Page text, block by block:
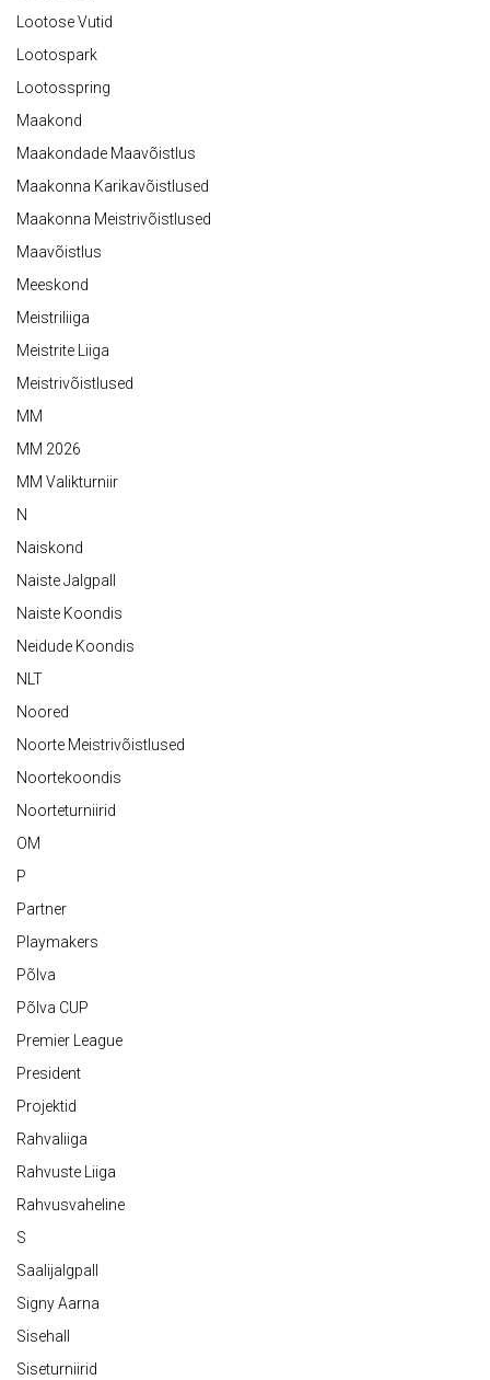
Lootose Vutid
Lootospark
Lootosspring
Maakond
Maakondade Maavõistlus
Maakonna Karikavõistlused
Maakonna Meistrivõistlused
Maavõistlus
Meeskond
Meistriliiga
Meistrite Liiga
Meistrivõistlused
MM
MM 2026
MM Valikturniir
N
Naiskond
Naiste Jalgpall
Naiste Koondis
Neidude Koondis
NLT
Noored
Noorte Meistrivõistlused
Noortekoondis
Noorteturniirid
OM
P
Partner
Playmakers
Põlva
Põlva CUP
Premier League
President
Projektid
Rahvaliiga
Rahvuste Liiga
Rahvusvaheline
S
Saalijalgpall
Signy Aarna
Sisehall
Siseturniirid